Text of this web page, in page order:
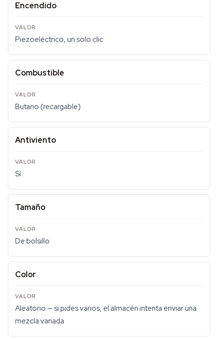
Encendido
Piezoeléctrico, un solo clic
Combustible
Butano (recargable)
Antiviento
Sí
Tamaño
De bolsillo
Color
Aleatorio — si pides varios, el almacén intenta enviar una
mezcla variada